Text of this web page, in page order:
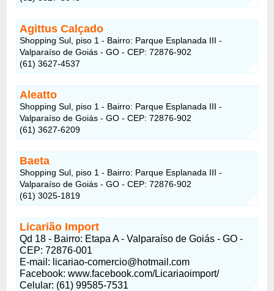
Agittus Calçado
Shopping Sul, piso 1 - Bairro: Parque Esplanada III -
Valparaíso de Goiás - GO - CEP: 72876-902
(61) 3627-4537
Aleatto
Shopping Sul, piso 1 - Bairro: Parque Esplanada III -
Valparaíso de Goiás - GO - CEP: 72876-902
(61) 3627-6209
Baeta
Shopping Sul, piso 1 - Bairro: Parque Esplanada III -
Valparaíso de Goiás - GO - CEP: 72876-902
(61) 3025-1819
Licarião Import
Qd 18 - Bairro: Etapa A - Valparaíso de Goiás - GO -
CEP: 72876-001
E-mail: licariao-comercio@hotmail.com
Facebook: www.facebook.com/Licariaoimport/
Celular: (61) 99585-7531